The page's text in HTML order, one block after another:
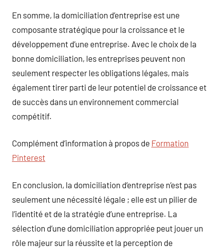
En somme, la domiciliation d’entreprise est une
composante stratégique pour la croissance et le
développement d’une entreprise. Avec le choix de la
bonne domiciliation, les entreprises peuvent non
seulement respecter les obligations légales, mais
également tirer parti de leur potentiel de croissance et
de succès dans un environnement commercial
compétitif.
Complément d’information à propos de Formation
Pinterest
En conclusion, la domiciliation d’entreprise n’est pas
seulement une nécessité légale ; elle est un pilier de
l’identité et de la stratégie d’une entreprise. La
sélection d’une domiciliation appropriée peut jouer un
rôle majeur sur la réussite et la perception de